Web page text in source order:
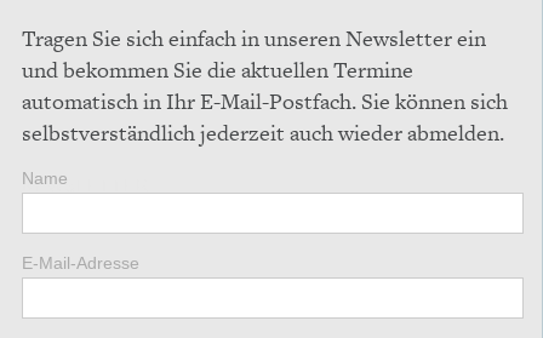
Tragen Sie sich einfach in unseren Newsletter ein
und bekommen Sie die aktuellen Termine
automatisch in Ihr E-Mail-Postfach. Sie können sich
selbstverständlich jederzeit auch wieder abmelden.
NEWSLETTER
Name
E-Mail-Adresse